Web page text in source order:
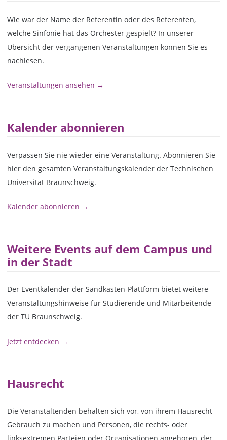
Wie war der Name der Referentin oder des Referenten,
welche Sinfonie hat das Orchester gespielt? In unserer
Übersicht der vergangenen Veranstaltungen können Sie es
nachlesen.
Veranstaltungen ansehen →
Kalender abonnieren
Verpassen Sie nie wieder eine Veranstaltung. Abonnieren Sie
hier den gesamten Veranstaltungskalender der Technischen
Universität Braunschweig.
Kalender abonnieren →
Weitere Events auf dem Campus und
in der Stadt
Der Eventkalender der Sandkasten-Plattform bietet weitere
Veranstaltungshinweise für Studierende und Mitarbeitende
der TU Braunschweig.
Jetzt entdecken →
Hausrecht
Die Veranstaltenden behalten sich vor, von ihrem Hausrecht
Gebrauch zu machen und Personen, die rechts- oder